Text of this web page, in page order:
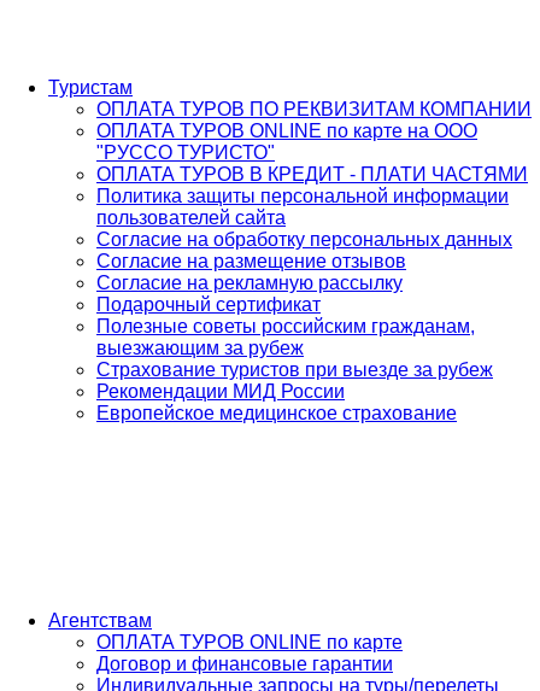
Туристам
ОПЛАТА ТУРОВ ПО РЕКВИЗИТАМ КОМПАНИИ
ОПЛАТА ТУРОВ ONLINE по карте на ООО
"РУССО ТУРИСТО"
ОПЛАТА ТУРОВ В КРЕДИТ - ПЛАТИ ЧАСТЯМИ
Политика защиты персональной информации
пользователей сайта
Согласие на обработку персональных данных
Согласие на размещение отзывов
Согласие на рекламную рассылку
Подарочный сертификат
Полезные советы российским гражданам,
выезжающим за рубеж
Страхование туристов при выезде за рубеж
Рекомендации МИД России
Европейское медицинское страхование
Агентствам
ОПЛАТА ТУРОВ ONLINE по карте
Договор и финансовые гарантии
Индивидуальные запросы на туры/перелеты